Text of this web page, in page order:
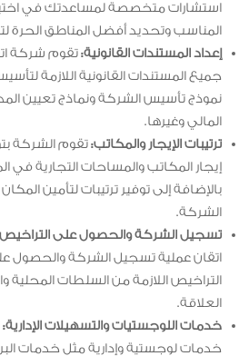
استشارات متخصصة لمساعدتك في
المناسب وتحديد أفضل المناطق الحرة
إعداد المستندات القانونية:تقوم شركة
جميع المستندات القانونية اللازمة
نموذج تأسيس الشركة ونماذج تعيين
المالي وغيرها.
ترتيبات الإيجار والمكاتب:تقوم الشركة
إيجار المكاتب والمساحات التجارية في
بالإضافة إلى توفير ترتيبات لتأمين
الشركة.
تسجيل الشركة والحصول على
اتقان عملية تسجيل الشركة والحصول
التراخيص اللازمة من السلطات المحلية
العلاقة.
خدمات اللوجستيات والتسهيلات الإدارية:
خدمات لوجستية وإدارية مثل خدمات